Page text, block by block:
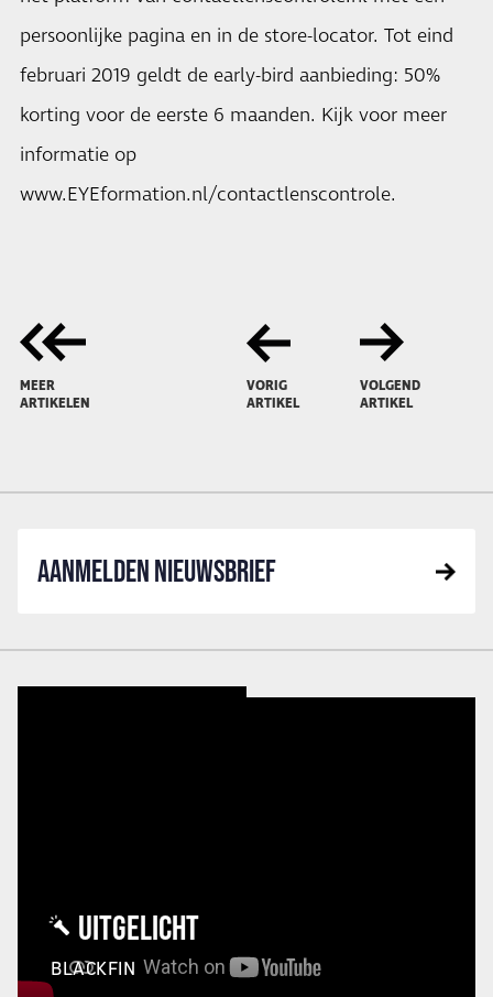
persoonlijke pagina en in de store-locator. Tot eind
februari 2019 geldt de early-bird aanbieding: 50%
korting voor de eerste 6 maanden. Kijk voor meer
informatie op
www.EYEformation.nl/contactlenscontrole.
MEER
ARTIKELEN
VORIG
ARTIKEL
VOLGEND
ARTIKEL
AANMELDEN NIEUWSBRIEF
UITGELICHT
BLACKFIN